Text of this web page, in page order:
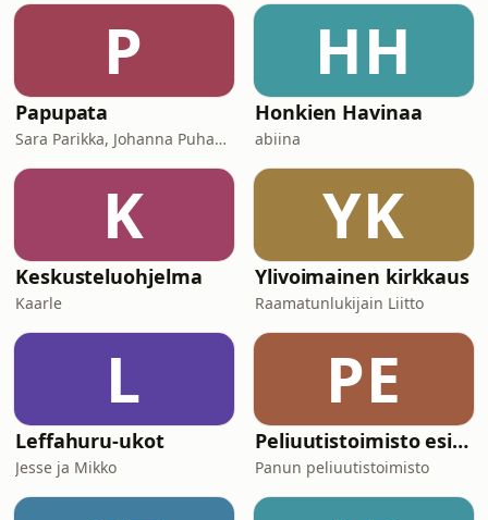
salkunhoitaja Mattias Lagerspetzin
kanssa. Mattias tuo esiin, kuinka
tekoäly voi mullistaa sijoituspr
P
Papupata
Sara Parikka, Johanna Puhakka
HH
Honkien Havinaa
abiina
K
Keskusteluohjelma
Kaarle
YK
Ylivoimainen kirkkaus
Raamatunlukijain Liitto
L
Leffahuru-ukot
Jesse ja Mikko
PE
Peliuutistoimisto esittää – viikon uutuuspelit
Panun peliuutistoimisto